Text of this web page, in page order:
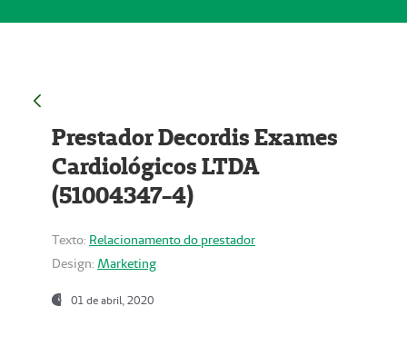
Prestador Decordis Exames
Cardiológicos LTDA
(51004347-4)
Texto: Relacionamento do prestador
Design: Marketing
01 de abril, 2020